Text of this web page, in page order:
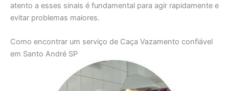
atento a esses sinais é fundamental para agir rapidamente e
evitar problemas maiores.
Como encontrar um serviço de Caça Vazamento confiável
em Santo André SP